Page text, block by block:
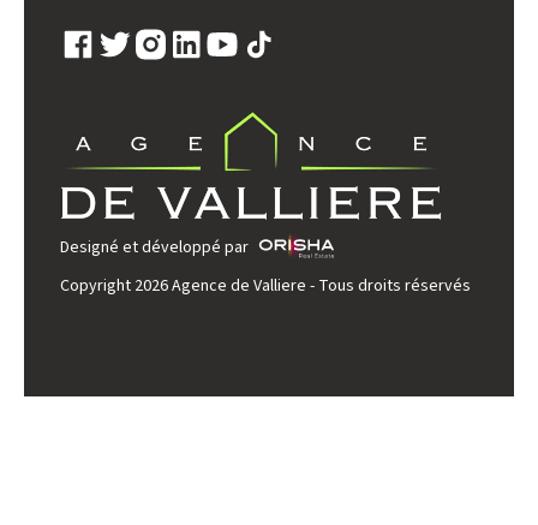
Designé et développé par
Copyright 2026 Agence de Valliere - Tous droits réservés